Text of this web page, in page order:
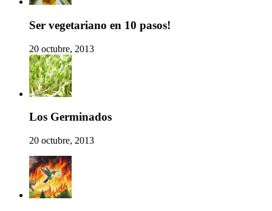
Ser vegetariano en 10 pasos!
20 octubre, 2013
Los Germinados
20 octubre, 2013